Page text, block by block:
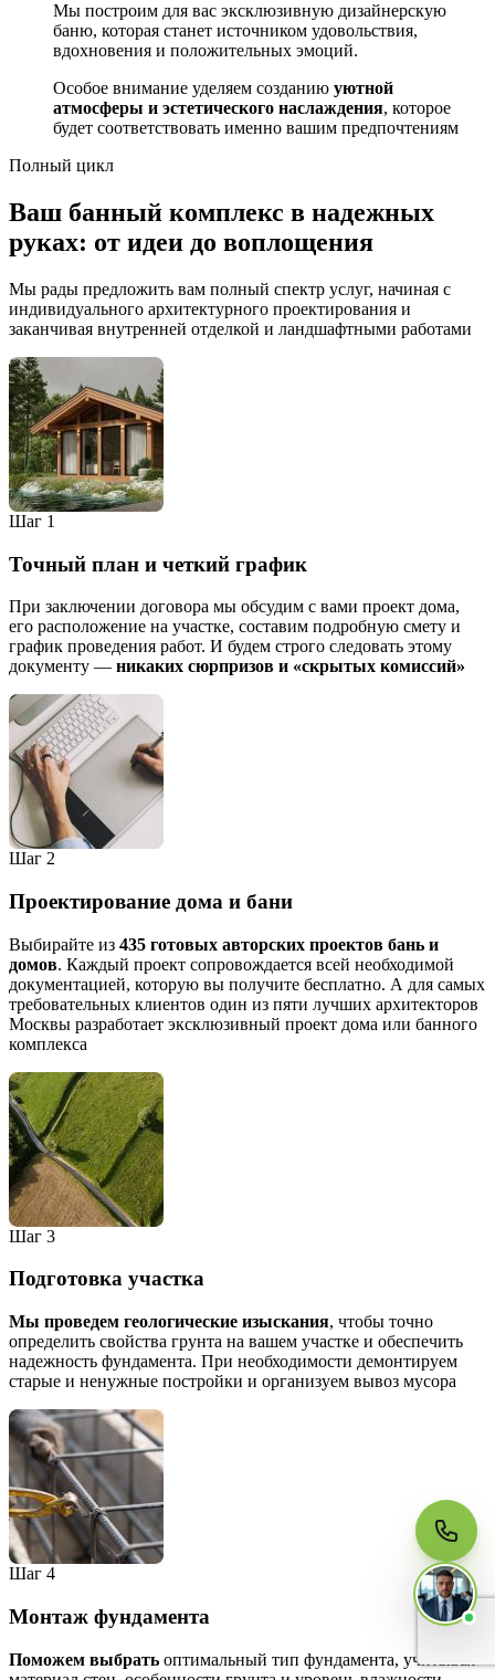
Мы построим для вас эксклюзивную дизайнерскую
баню, которая станет источником удовольствия,
вдохновения и положительных эмоций.
Особое внимание уделяем созданию уютной
атмосферы и эстетического наслаждения, которое
будет соответствовать именно вашим предпочтениям
Полный цикл
Ваш банный комплекс в надежных
руках: от идеи до воплощения
Мы рады предложить вам полный спектр услуг, начиная с
индивидуального архитектурного проектирования и
заканчивая внутренней отделкой и ландшафтными работами
Шаг 1
Точный план и четкий график
При заключении договора мы обсудим с вами проект дома,
его расположение на участке, составим подробную смету и
график проведения работ. И будем строго следовать этому
документу — никаких сюрпризов и «скрытых комиссий»
Шаг 2
Проектирование дома и бани
Выбирайте из 435 готовых авторских проектов бань и
домов. Каждый проект сопровождается всей необходимой
документацией, которую вы получите бесплатно. А для самых
требовательных клиентов один из пяти лучших архитекторов
Москвы разработает эксклюзивный проект дома или банного
комплекса
Шаг 3
Подготовка участка
Мы проведем геологические изыскания, чтобы точно
определить свойства грунта на вашем участке и обеспечить
надежность фундамента. При необходимости демонтируем
старые и ненужные постройки и организуем вывоз мусора
Шаг 4
Монтаж фундамента
Поможем выбрать оптимальный тип фундамента, учитывая
Онлайн · ответим за 5 минут
в рабочее время
Telegram